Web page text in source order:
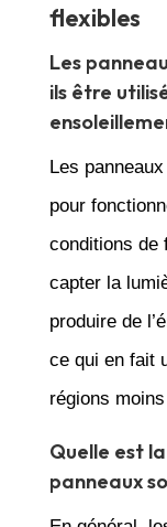
flexibles
Les
ils être
Les
pour
conditions de
capter la
produire de
ce qui en fait
régions
Quelle est
panneaux